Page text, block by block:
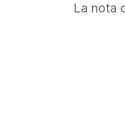
La nota